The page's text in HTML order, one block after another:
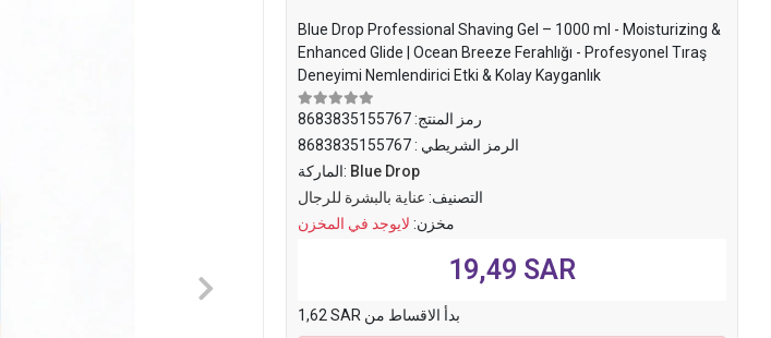
Blue Drop Professional Shaving Gel – 1000 ml - Moisturizing &
Enhanced Glide | Ocean Breeze Ferahlığı - Profesyonel Tıraş
Deneyimi Nemlendirici Etki & Kolay Kayganlık
رمز المنتج:8683835155767
الرمز الشريطي :8683835155767
الماركة: Blue Drop
التصنيف: عناية بالبشرة للرجال
مخزن: لايوجد في المخزن
19,49 SAR
1,62 SAR بدأ الاقساط من